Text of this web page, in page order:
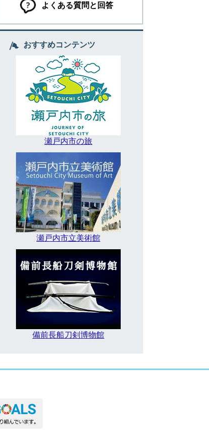
よくある質問と回答
おすすめコンテンツ
瀬戸内市の旅
瀬戸内市立美術館
備前長船刀剣博物館